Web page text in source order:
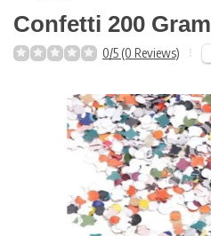
Confetti 200 Gram
0/5 (0 Reviews)